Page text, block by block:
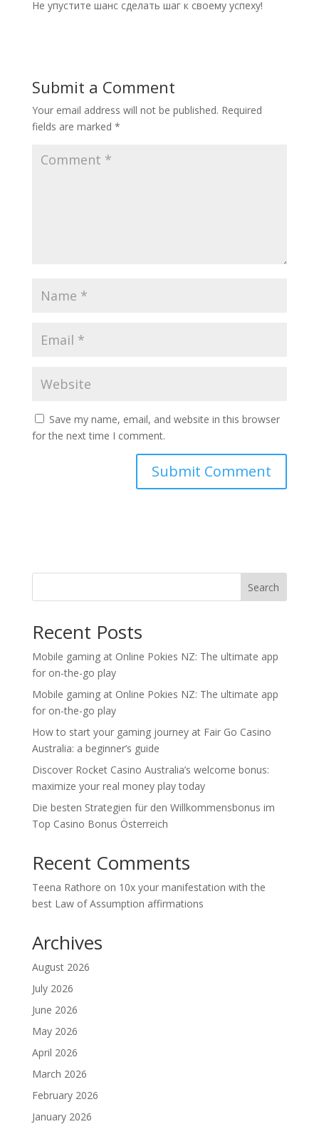
Не упустите шанс сделать шаг к своему успеху!
Submit a Comment
Your email address will not be published. Required
fields are marked *
Save my name, email, and website in this browser
for the next time I comment.
Search
Recent Posts
Mobile gaming at Online Pokies NZ: The ultimate app
for on-the-go play
Mobile gaming at Online Pokies NZ: The ultimate app
for on-the-go play
How to start your gaming journey at Fair Go Casino
Australia: a beginner’s guide
Discover Rocket Casino Australia’s welcome bonus:
maximize your real money play today
Die besten Strategien für den Willkommensbonus im
Top Casino Bonus Österreich
Recent Comments
Teena Rathore on 10x your manifestation with the
best Law of Assumption affirmations
Archives
August 2026
July 2026
June 2026
May 2026
April 2026
March 2026
February 2026
January 2026